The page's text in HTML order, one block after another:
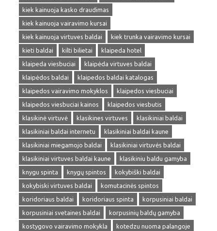
kiek kainuoja kasko draudimas
kiek kainuoja vairavimo kursai
kiek kainuoja virtuves baldai
kiek trunka vairavimo kursai
kieti baldai
kilti bilietai
klaipeda hotel
klaipeda viesbuciai
klaipėda virtuves baldai
klaipėdos baldai
klaipedos baldai katalogas
klaipedos vairavimo mokyklos
klaipedos viesbuciai
klaipedos viesbuciai kainos
klaipedos viesbutis
klasikinė virtuvė
klasikines virtuves
klasikiniai baldai
klasikiniai baldai internetu
klasikiniai baldai kaune
klasikiniai miegamojo baldai
klasikiniai virtuvės baldai
klasikiniai virtuves baldai kaune
klasikiniu baldu gamyba
knygu spinta
knygų spintos
kokybiški baldai
kokybiski virtuves baldai
komutacinės spintos
koridoriaus baldai
koridoriaus spinta
korpusiniai baldai
korpusiniai svetaines baldai
korpusinių baldų gamyba
kostygovo vairavimo mokykla
kotedzu nuoma palangoje